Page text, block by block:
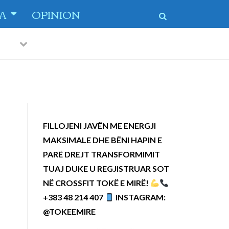
OPINION
PreviousNext
FILLOJENI JAVËN ME ENERGJI
MAKSIMALE DHE BËNI HAPIN E
PARË DREJT TRANSFORMIMIT
TUAJ DUKE U REGJISTRUAR SOT
NË CROSSFIT TOKË E MIRË!
+383 48 214 407
INSTAGRAM:
@TOKEEMIRE